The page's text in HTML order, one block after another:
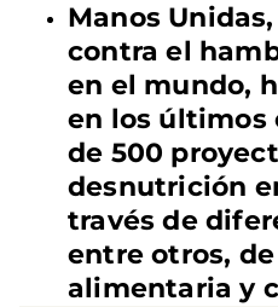
Manos
contra el
en el mundo,
en los últimos
de 500
desnutrición
través de
entre otros,
alimentaria y